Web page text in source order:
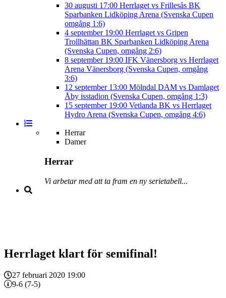
30 augusti 17:00 Herrlaget vs Frillesås BK
Sparbanken Lidköping Arena (Svenska Cupen
omgång 1:6)
4 september 19:00 Herrlaget vs Gripen
Trollhättan BK Sparbanken Lidköping Arena
(Svenska Cupen, omgång 2:6)
8 september 19:00 IFK Vänersborg vs Herrlaget
Arena Vänersborg (Svenska Cupen, omgång
3:6)
12 september 13:00 Mölndal DAM vs Damlaget
Åby isstadion (Svenska Cupen, omgång 1:3)
15 september 19:00 Vetlanda BK vs Herrlaget
Hydro Arena (Svenska Cupen, omgång 4:6)
Herrar
Damer
Herrar
Vi arbetar med att ta fram en ny serietabell...
Herrlaget klart för semifinal!
27 februari 2020 19:00
9-6 (7-5)